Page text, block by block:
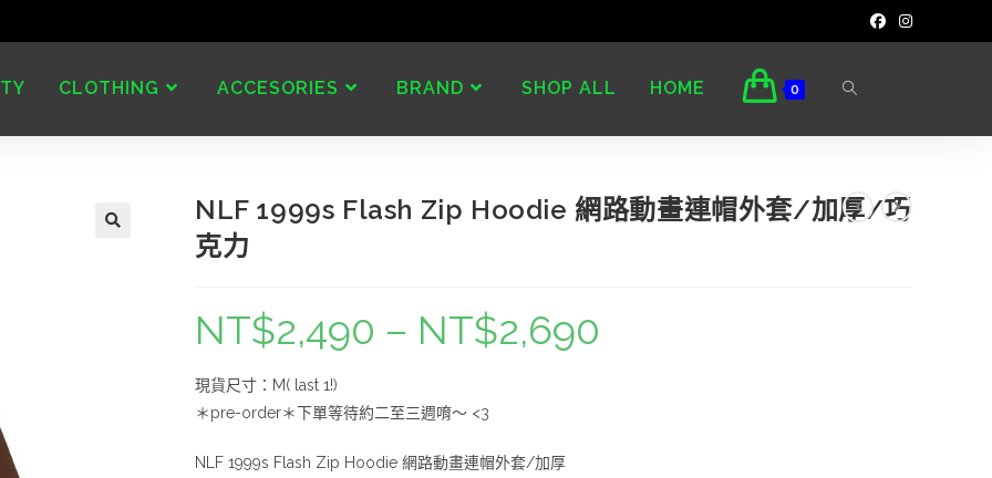
CLOTHING ACCESORIES BRAND SHOP ALL HOME 0
NLF 1999s Flash Zip Hoodie 網路動畫連帽外套/加厚/巧
克力
NT$2,490 – NT$2,690
現貨尺寸：M( last 1!)
＊pre-order＊下單等待約二至三週唷～ <3
NLF 1999s Flash Zip Hoodie 網路動畫連帽外套/加厚